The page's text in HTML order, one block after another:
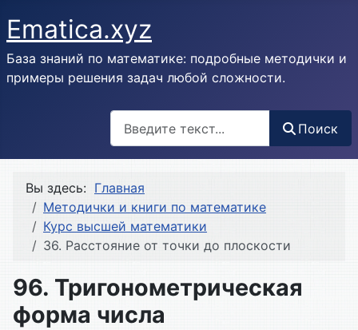
Ematica.xyz
База знаний по математике: подробные методички и
примеры решения задач любой сложности.
Поиск
Вы здесь: Главная
Методички и книги по математике
Курс высшей математики
36. Расстояние от точки до плоскости
96. Тригонометрическая
форма числа